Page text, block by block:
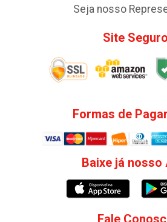
Seja nosso
Site Seguro
Formas de
Baixe já nosso